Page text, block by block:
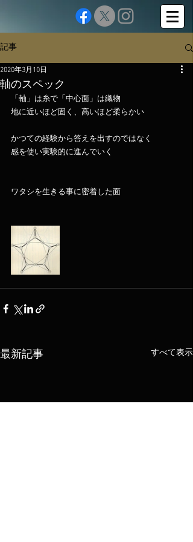
記事
軸のスペック
2020年3月10日
「軸」は糸で「中心面」は織物
地に近いほど固く、高いほど柔らかい
かつての経験から答えを出すのではなく
感を使い実験的に進んでいく
ワタシを生きる事に密着した面
最新記事 すべて表示